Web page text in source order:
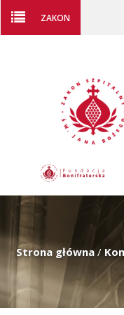
ZAKON
Strona główna /